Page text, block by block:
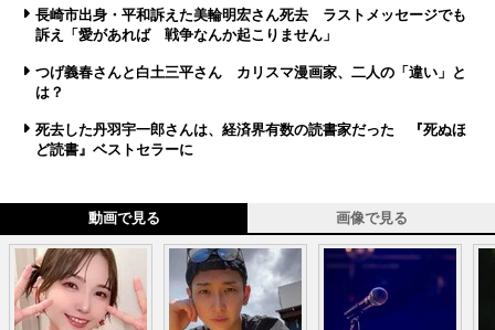
長崎市出身・平和訴えた美輪明宏さん死去 ラストメッセージでも
訴え「愛があれば 戦争なんか起こりません」
つげ義春さんと白土三平さん カリスマ漫画家、二人の「違い」と
は？
死去した丹羽宇一郎さんは、経済界有数の読書家だった 『死ぬほ
ど読書』ベストセラーに
動画で見る 画像で見る